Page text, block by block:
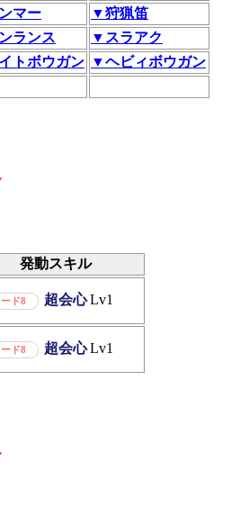
マー
▼狩猟笛
ランス
▼スラアク
トボウガン ▼ヘビィボウガン
発動スキル
ド8 超会心Lv1
ド8 超会心Lv1